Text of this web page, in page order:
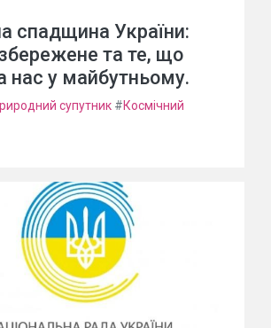
спадщина України:
та те, що
нас у майбутньому.
супутник #Космічний